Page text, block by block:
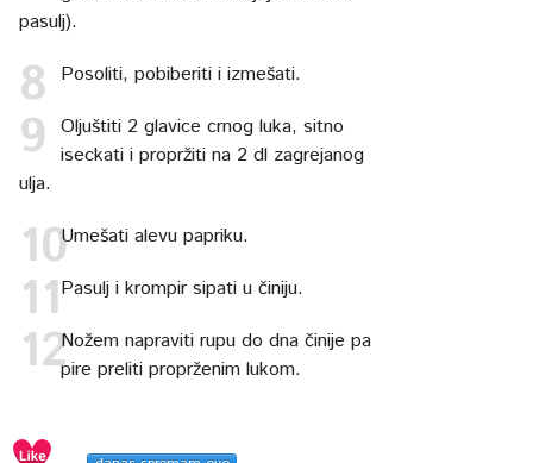
pasulj).
Posoliti, pobiberiti i izmešati.
Oljuštiti 2 glavice crnog luka, sitno
iseckati i propržiti na 2 dl zagrejanog
ulja.
Umešati alevu papriku.
Pasulj i krompir sipati u činiju.
Nožem napraviti rupu do dna činije pa
pire preliti proprženim lukom.